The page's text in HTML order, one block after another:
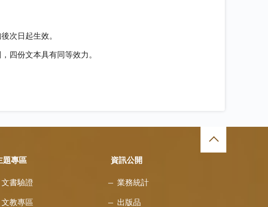
次日起生效。
四份文本具有同等效力。
題專區
文書驗證
文教專區
資訊公開
業務統計
出版品